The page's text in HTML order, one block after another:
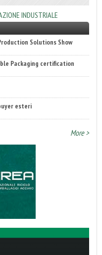
INDUSTRIALE
Solutions Show
Packaging certification
esteri
2026 di FTA Europe
More >